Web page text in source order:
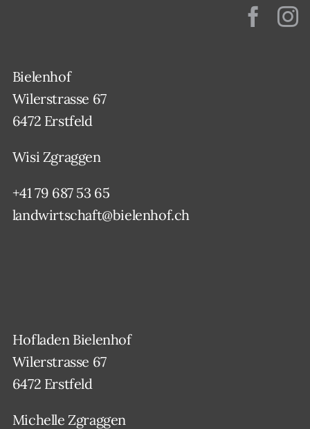
Bielenhof
Wilerstrasse 67
6472 Erstfeld
Wisi Zgraggen
+41 79 687 53 65
landwirtschaft@bielenhof.ch
Hofladen Bielenhof
Wilerstrasse 67
6472 Erstfeld
Michelle Zgraggen